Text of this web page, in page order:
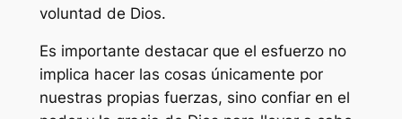
voluntad de Dios.
Es importante destacar que el esfuerzo no
implica hacer las cosas únicamente por
nuestras propias fuerzas, sino confiar en el